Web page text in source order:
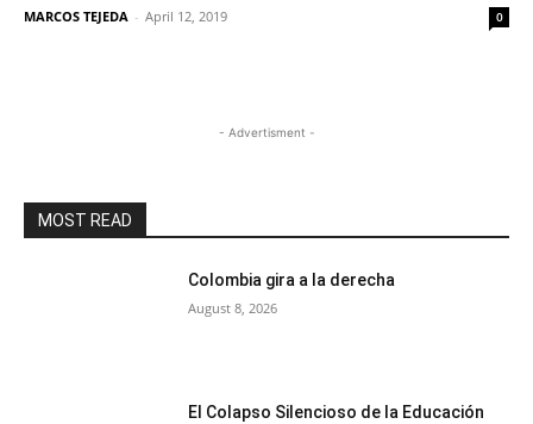
MARCOS TEJEDA - April 12, 2019 0
- Advertisment -
MOST READ
Colombia gira a la derecha
August 8, 2026
El Colapso Silencioso de la Educación